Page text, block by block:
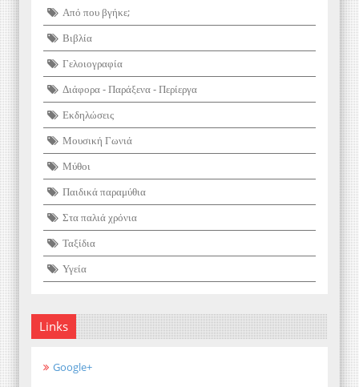
Από που βγήκε;
Βιβλία
Γελοιογραφία
Διάφορα - Παράξενα - Περίεργα
Εκδηλώσεις
Μουσική Γωνιά
Μύθοι
Παιδικά παραμύθια
Στα παλιά χρόνια
Ταξίδια
Υγεία
Links
Google+